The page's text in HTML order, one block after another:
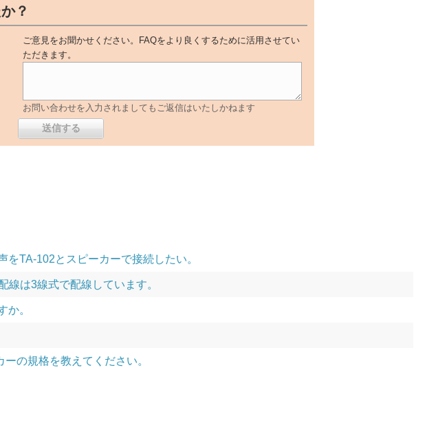
？
ご意見をお聞かせください。FAQをより良くするために活用させてい
ただきます。
お問い合わせを入力されましてもご返信はいたしかねます
TA-102とスピーカーで接続したい。
は3線式で配線しています。
か。
の規格を教えてください。